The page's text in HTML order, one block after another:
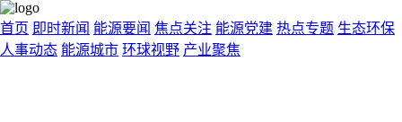
首页 即时新闻 能源要闻 焦点关注 能源党建 热点专题 生态环保
人事动态 能源城市 环球视野 产业聚焦